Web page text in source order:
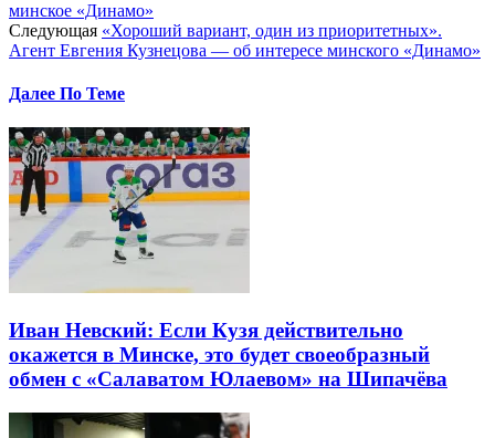
минское «Динамо»
Следующая «Хороший вариант, один из приоритетных».
Агент Евгения Кузнецова — об интересе минского «Динамо»
Далее По Теме
Иван Невский: Если Кузя действительно
окажется в Минске, это будет своеобразный
обмен с «Салаватом Юлаевом» на Шипачёва